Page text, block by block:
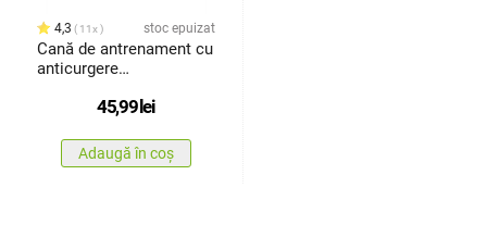
4,3 11x stoc epuizat
Cană de antrenament cu
anticurgere
45,99lei
Adaugă în coș